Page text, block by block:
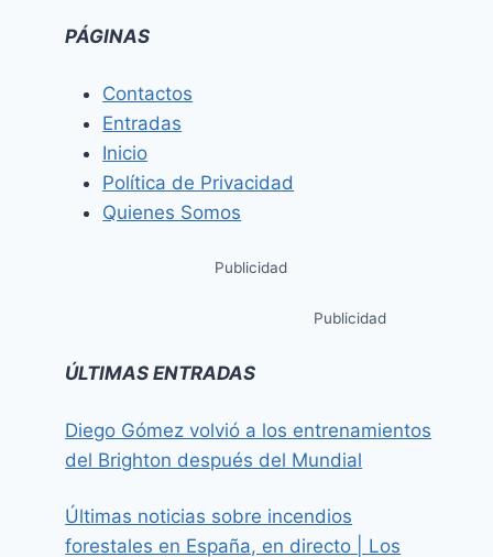
PÁGINAS
Contactos
Entradas
Inicio
Política de Privacidad
Quienes Somos
Publicidad
Publicidad
ÚLTIMAS ENTRADAS
Diego Gómez volvió a los entrenamientos
del Brighton después del Mundial
Últimas noticias sobre incendios
forestales en España, en directo | Los